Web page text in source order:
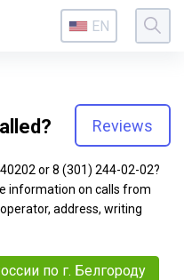
EN
Reviews
or 8 (301) 244-02-02?
information on calls from
address, writing
по г. Белгороду